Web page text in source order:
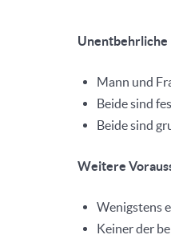
Unentbehrliche
Mann und
Beide sind
Beide sind
Weitere
Wenigstens
Keiner der